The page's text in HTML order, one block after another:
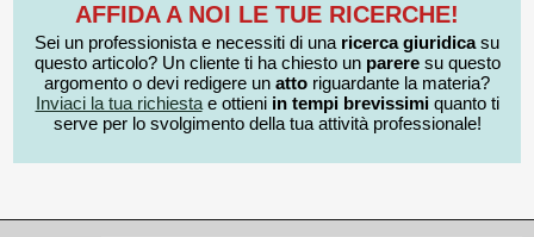
AFFIDA A NOI LE TUE RICERCHE!
Sei un professionista e necessiti di una ricerca giuridicasu
questo articolo? Un cliente ti ha chiesto un pareresu questo
argomento o devi redigere un atto riguardante la materia?
Inviaci la tua richiestae ottieni in tempi brevissimiquanto ti
serve per lo svolgimento della tua attività professionale!